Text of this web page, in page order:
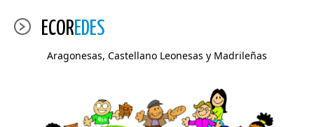
ECOREDES
Aragonesas, Castellano Leonesas y Madrileñas